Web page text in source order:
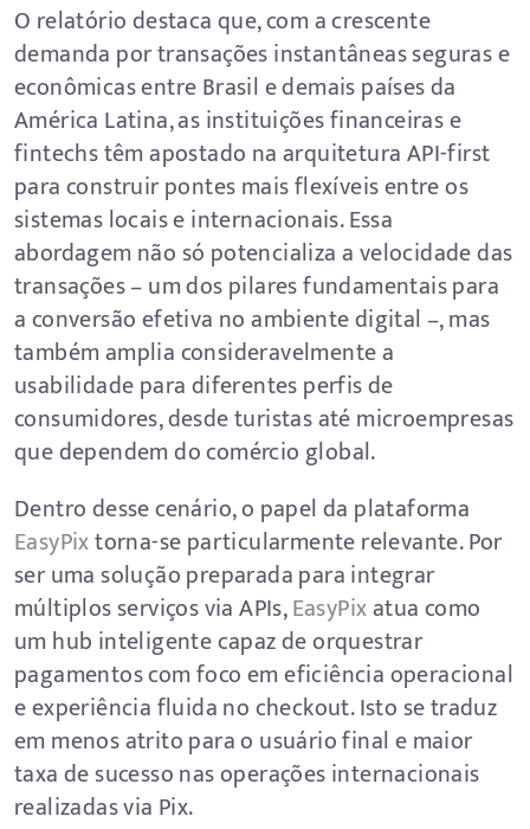
O relatório destaca que, com a crescente
demanda por transações instantâneas seguras e
econômicas entre Brasil e demais países da
América Latina, as instituições financeiras e
fintechs têm apostado na arquitetura API-first
para construir pontes mais flexíveis entre os
sistemas locais e internacionais. Essa
abordagem não só potencializa a velocidade das
transações – um dos pilares fundamentais para
a conversão efetiva no ambiente digital –, mas
também amplia consideravelmente a
usabilidade para diferentes perfis de
consumidores, desde turistas até microempresas
que dependem do comércio global.
Dentro desse cenário, o papel da plataforma
EasyPixtorna-se particularmente relevante. Por
ser uma solução preparada para integrar
múltiplos serviços via APIs,EasyPixatua como
um hub inteligente capaz de orquestrar
pagamentos com foco em eficiência operacional
e experiência fluida no checkout. Isto se traduz
em menos atrito para o usuário final e maior
taxa de sucesso nas operações internacionais
realizadas via Pix.